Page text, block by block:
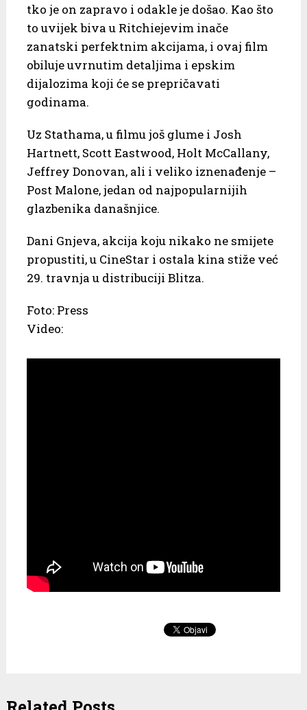
tko je on zapravo i odakle je došao. Kao što
to uvijek biva u Ritchiejevim inače
zanatski perfektnim akcijama, i ovaj film
obiluje uvrnutim detaljima i epskim
dijalozima koji će se prepričavati
godinama.
Uz Stathama, u filmu još glume i Josh
Hartnett, Scott Eastwood, Holt McCallany,
Jeffrey Donovan, ali i veliko iznenađenje –
Post Malone, jedan od najpopularnijih
glazbenika današnjice.
Dani Gnjeva, akcija koju nikako ne smijete
propustiti, u CineStar i ostala kina stiže već
29. travnja u distribuciji Blitza.
Foto: Press
Video: